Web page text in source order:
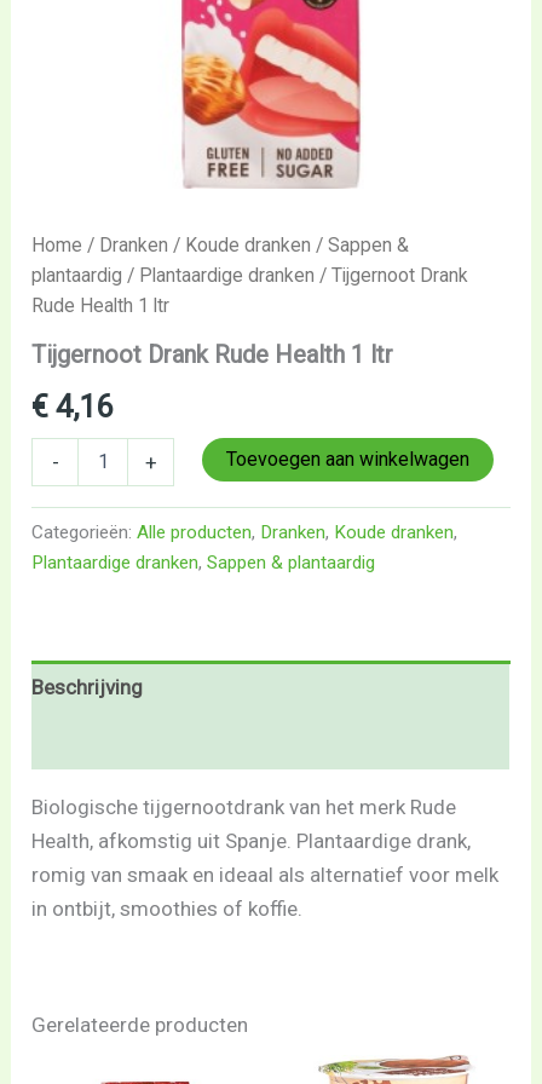
Home / Dranken / Koude dranken /Sappen &
plantaardig / Plantaardige dranken / Tijgernoot Drank
Rude Health 1 ltr
Tijgernoot Drank Rude Health 1 ltr
€ 4,16
- + Toevoegen aan winkelwagen
Categorieën:Alle producten, Dranken, Koude dranken,
Plantaardige dranken,Sappen & plantaardig
Beschrijving
Biologische tijgernootdrank van het merk Rude
Health, afkomstig uit Spanje. Plantaardige drank,
romig van smaak en ideaal als alternatief voor melk
in ontbijt, smoothies of koffie.
Gerelateerde producten